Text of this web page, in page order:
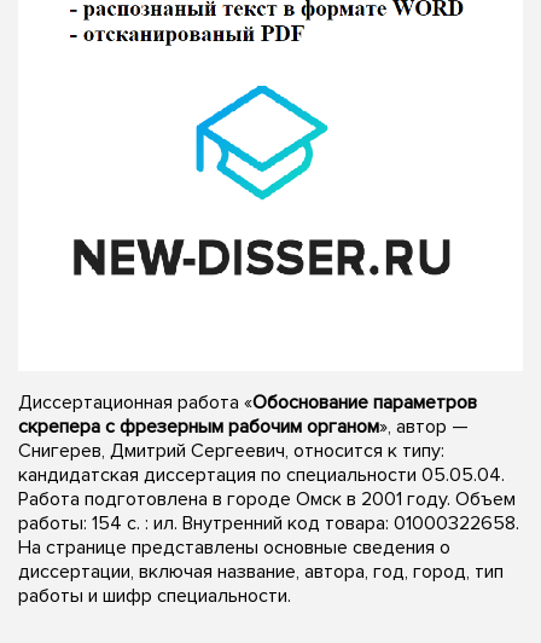
Диссертационная работа «Обоснование параметров
скрепера с фрезерным рабочим органом», автор —
Снигерев, Дмитрий Сергеевич, относится к типу:
кандидатская диссертация по специальности 05.05.04.
Работа подготовлена в городе Омск в 2001 году. Объем
работы: 154 с. : ил. Внутренний код товара: 01000322658.
На странице представлены основные сведения о
диссертации, включая название, автора, год, город, тип
работы и шифр специальности.